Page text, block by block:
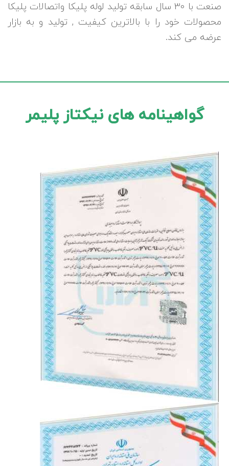
صنعت با 30 سال سابقه تولید لوله پلیکا واتصالات پلیکا
محصولات خود را با بالاترین کیفیت , تولید و به بازار
عرضه می کند.
گواهینامه های نیکتاز پلیمر